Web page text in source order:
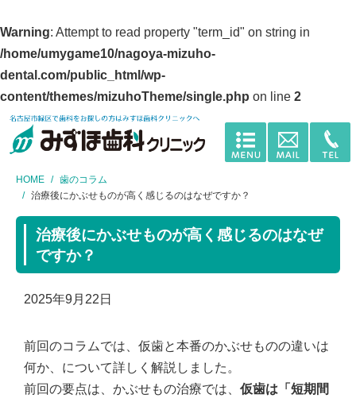
Warning: Attempt to read property "term_id" on string in
/home/umygame10/nagoya-mizuho-
dental.com/public_html/wp-
content/themes/mizuhoTheme/single.php on line 2
HOME
歯のコラム
治療後にかぶせものが高く感じるのはなぜですか？
治療後にかぶせものが高く感じるのはなぜ
ですか？
2025年9月22日
前回のコラムでは、仮歯と本番のかぶせものの違いは
何か、について詳しく解説しました。
前回の要点は、かぶせもの治療では、 仮歯は「短期間